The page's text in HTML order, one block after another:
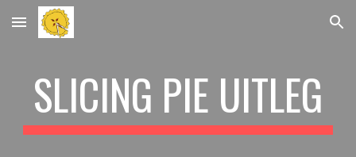
Skip to main content Skip to navigation
SLICING PIE UITLEG